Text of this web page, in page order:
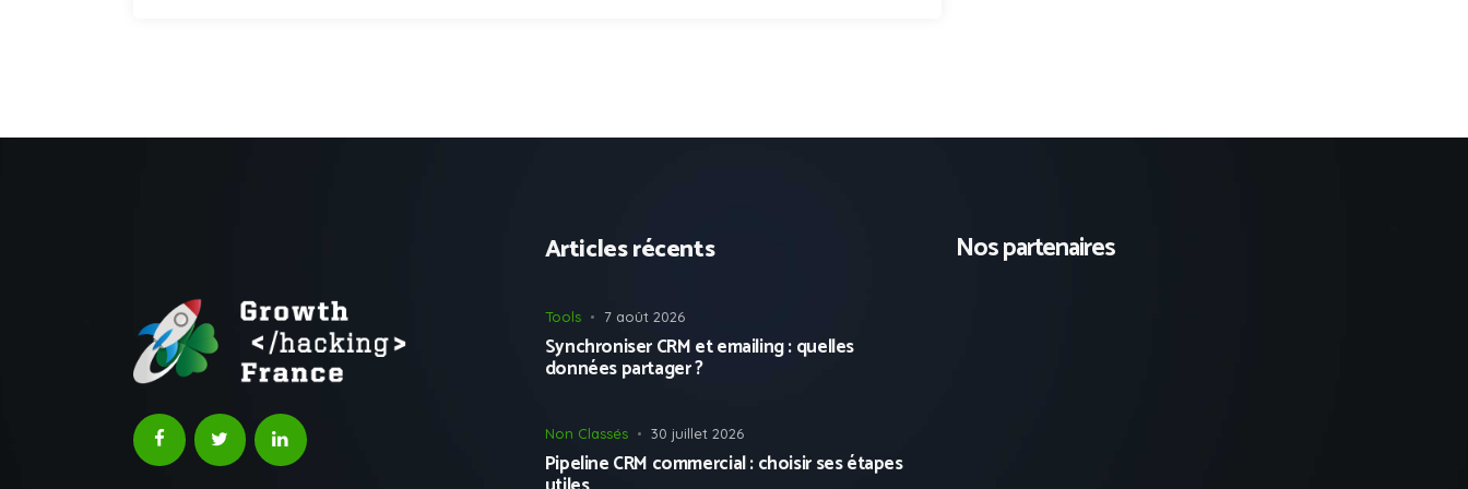
Articles récents
Tools 7 août 2026
Synchroniser CRM et emailing : quelles
données partager ?
Non Classés 30 juillet 2026
Pipeline CRM commercial : choisir ses étapes
Nos partenaires